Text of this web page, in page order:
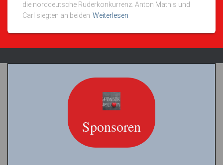
die norddeutsche Ruderkonkurrenz. Anton Mathis und
Carl siegten an beiden Weiterlesen
Sponsoren